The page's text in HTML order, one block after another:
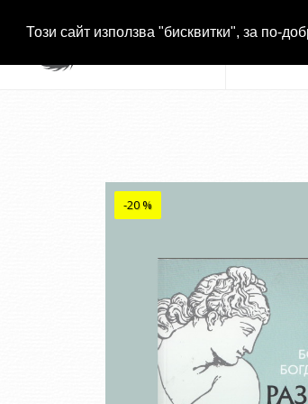
Този сайт използва "бисквитки", за по-
-20 %